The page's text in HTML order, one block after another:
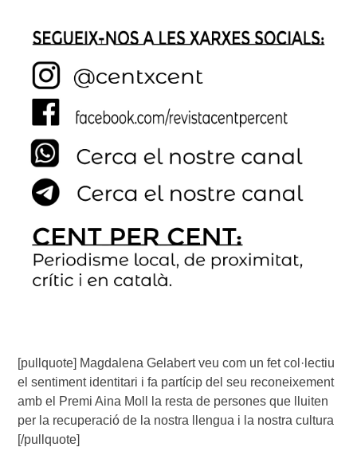
[pullquote] Magdalena Gelabert veu com un fet col·lectiu
el sentiment identitari i fa partícip del seu reconeixement
amb el Premi Aina Moll la resta de persones que lluiten
per la recuperació de la nostra llengua i la nostra cultura
[/pullquote]